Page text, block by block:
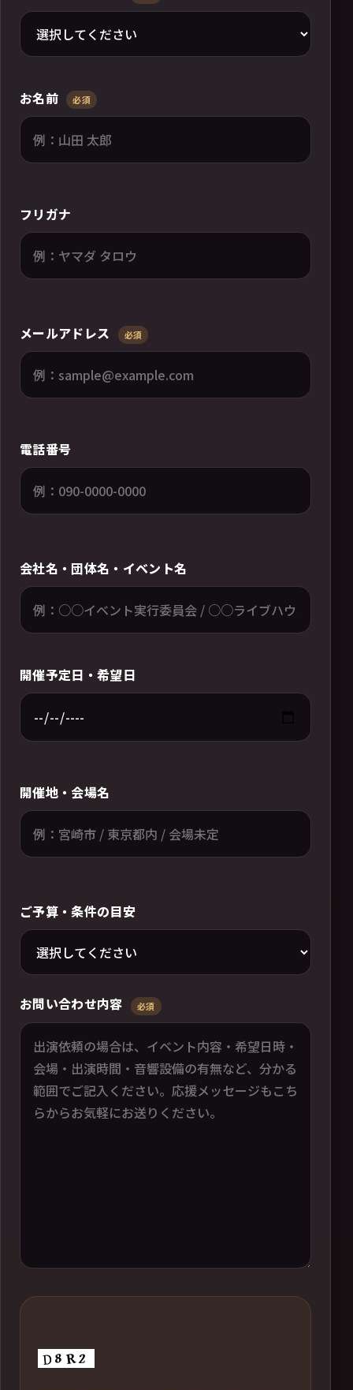
お名前 必須
フリガナ
メールアドレス 必須
電話番号
会社名・団体名・イベント名
開催予定日・希望日
開催地・会場名
ご予算・条件の目安
お問い合わせ内容 必須